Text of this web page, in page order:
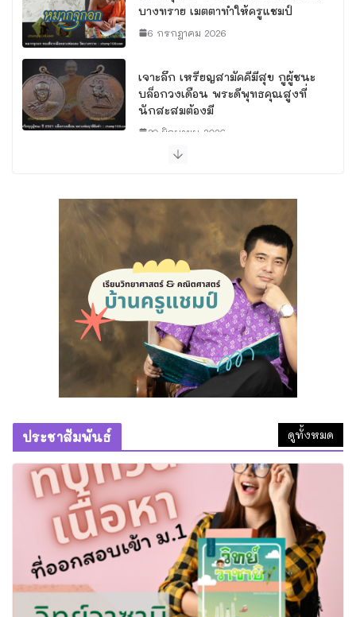
บางทราย เมตตาทำให้ครูแชมป์
6 กรกฎาคม 2026
เจาะลึก เหรียญสามัคคีมีสุข กูผู้ชนะ
บล็อกวงเดือน พระดีพุทธคุณสูงที่
นักสะสมต้องมี
30 มิถุนายน 2026
29 มิถุนายน 2026
เรียนพิเศษวิทยาศาสตร์ พิษณุโลก:
ติวเข้มสอบเข้า ม.1 คอร์ส “วิทย์วาซา
บิ” โดยครูแชมป์
6 สิงหาคม 2026
ทำความดีที่วัดถ้ำพระธรรมมาสน์
1 สิงหาคม 2026
ประชาสัมพันธ์ ดูทั้งหมด